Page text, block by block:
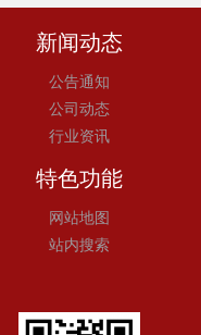
新闻动态
公告通知
公司动态
行业资讯
特色功能
网站地图
站内搜索